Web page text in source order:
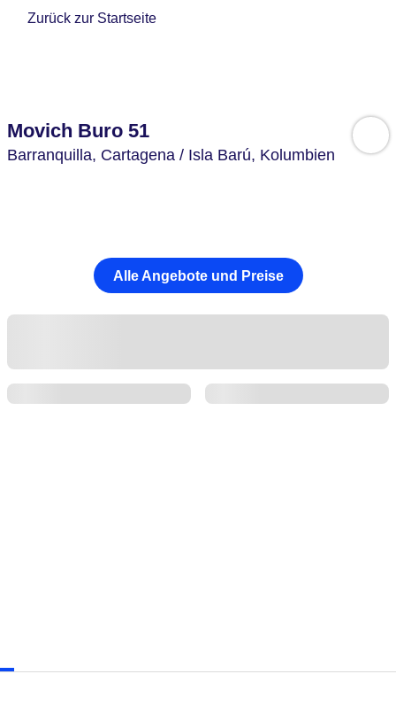
Zurück zur Startseite
Movich Buro 51
Barranquilla, Cartagena / Isla Barú, Kolumbien
Alle Angebote und Preise